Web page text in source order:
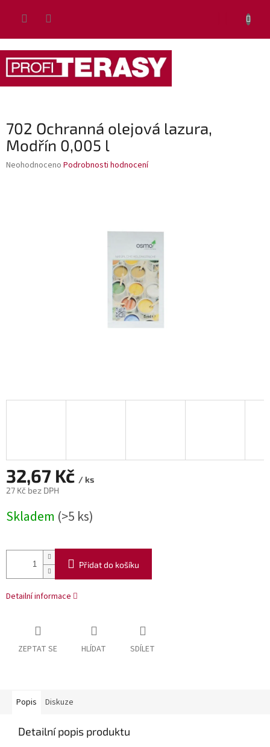
702 Ochranná olejová lazura,
Modřín 0,005 l
Průměrné
Neohodnoceno Podrobnosti hodnocení
32,67 Kč / ks
27 Kč bez DPH
cena:
Skladem (>5 ks)
Přidat do košíku
Detailní informace
ZEPTAT SE HLÍDAT SDÍLET
Popis Diskuze
Detailní popis produktu